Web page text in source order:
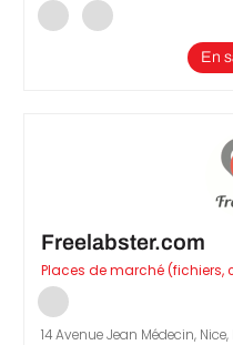
En
Freelabster.com
Places de marché (fichiers,
14 Avenue Jean Médecin, Nice,